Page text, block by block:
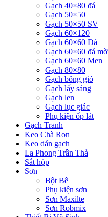
Gạch 40×80 đá
Gạch 50×50
Gạch 50×50 SV
Gạch 60×120
Gạch 60×60 Đá
Gạch 60×60 đá mờ
Gạch 60×60 Men
Gạch 80×80
Gạch bông gió
Gạch lấy sáng
Gạch len
Gạch lục giác
Phụ kiện ốp lát
Gạch Tranh
Keo Chà Ron
Keo dán gạch
La Phong Trần Thả
Sắt hộp
Sơn
Bột Bê
Phụ kiện sơn
Sơn Maxilte
Sơn Robmix